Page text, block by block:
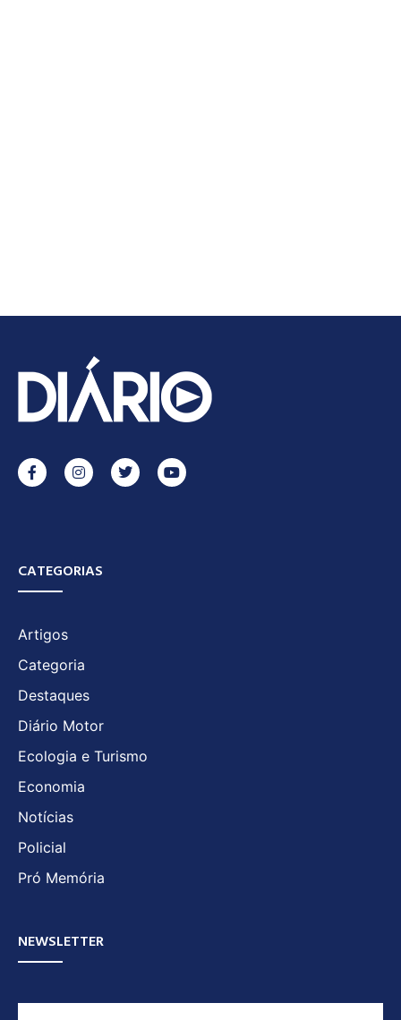
CATEGORIAS
Artigos
Categoria
Destaques
Diário Motor
Ecologia e Turismo
Economia
Notícias
Policial
Pró Memória
NEWSLETTER